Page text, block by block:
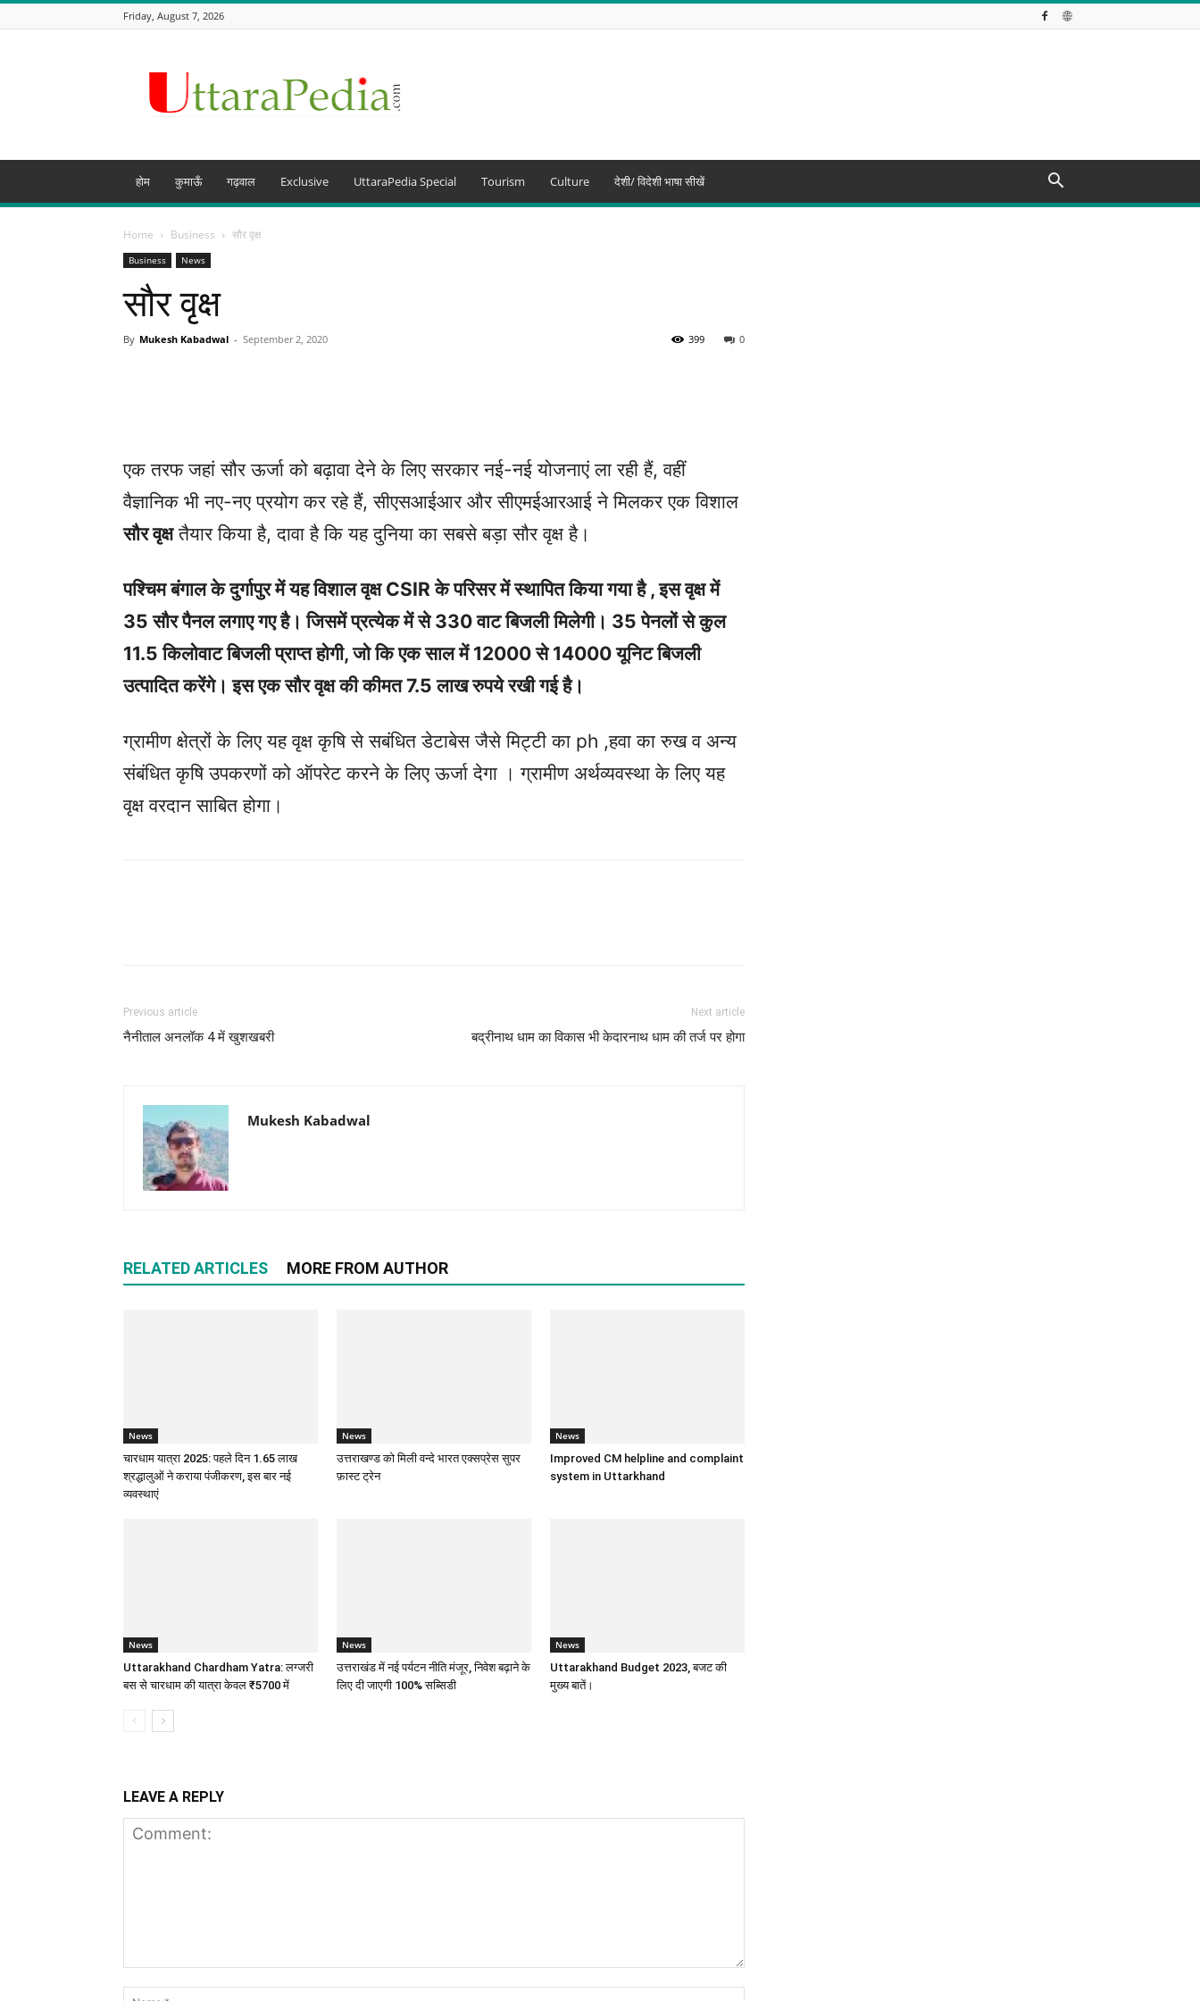
Friday, August 7, 2026
The
of
Uttarakhand
beyond
होम कुमाऊँ गढ़वाल Exclusive UttaraPedia Special Tourism Culture देशी/ विदेशी भाषा सीखें
Home Business सौर वृक्ष
Business News
सौर वृक्ष
By Mukesh Kabadwal - September 2, 2020 0
399
एक तरफ जहां सौर ऊर्जा को बढ़ावा देने के लिए सरकार नई-नई योजनाएं ला रही हैं, वहीं
वैज्ञानिक भी नए-नए प्रयोग कर रहे हैं, सीएसआईआर और सीएमईआरआई ने मिलकर एक विशाल
सौर वृक्षतैयार किया है, दावा है कि यह दुनिया का सबसे बड़ा सौर वृक्ष है।
पश्चिम बंगाल के दुर्गापुर में यह विशाल वृक्ष CSIR के परिसर में स्थापित किया गया है , इस वृक्ष में
35 सौर पैनल लगाए गए है। जिसमें प्रत्येक में से 330 वाट बिजली मिलेगी। 35 पेनलों से कुल
11.5 किलोवाट बिजली प्राप्त होगी, जो कि एक साल में 12000 से 14000 यूनिट बिजली
उत्पादित करेंगे। इस एक सौर वृक्ष की कीमत 7.5 लाख रुपये रखी गई है।
ग्रामीण क्षेत्रों के लिए यह वृक्ष कृषि से सबंधित डेटाबेस जैसे मिट्टी का ph ,हवा का रुख व अन्य
संबंधित कृषि उपकरणों को ऑपरेट करने के लिए ऊर्जा देगा । ग्रामीण अर्थव्यवस्था के लिए यह
वृक्ष वरदान साबित होगा।
Previous article
नैनीताल अनलॉक 4 में खुशखबरी
Next article
बद्रीनाथ धाम का विकास भी केदारनाथ धाम की तर्ज पर होगा
Mukesh Kabadwal
RELATED ARTICLES MORE FROM AUTHOR
News
चारधाम यात्रा 2025: पहले दिन 1.65 लाख
श्रद्धालुओं ने कराया पंजीकरण, इस बार नई
व्यवस्थाएं
News
उत्तराखण्ड को मिली वन्दे भारत एक्सप्रेस सुपर
फ़ास्ट ट्रेन
News
Improved CM helpline and complaint
system in Uttarkhand
News
Uttarakhand Chardham Yatra: लग्जरी
बस से चारधाम की यात्रा केवल ₹5700 में
News
उत्तराखंड में नई पर्यटन नीति मंजूर, निवेश बढ़ाने के
लिए दी जाएगी 100% सब्सिडी
News
Uttarakhand Budget 2023, बजट की
मुख्य बातें।
LEAVE A REPLY